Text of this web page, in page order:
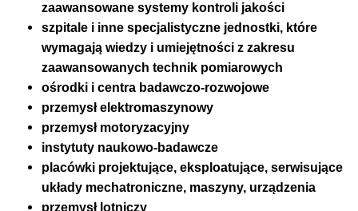
zaawansowane systemy kontroli jakości
szpitale i inne specjalistyczne jednostki, które
wymagają wiedzy i umiejętności z zakresu
zaawansowanych technik pomiarowych
ośrodki i centra badawczo-rozwojowe
przemysł elektromaszynowy
przemysł motoryzacyjny
instytuty naukowo-badawcze
placówki projektujące, eksploatujące, serwisujące
układy mechatroniczne, maszyny, urządzenia
przemysł lotniczy